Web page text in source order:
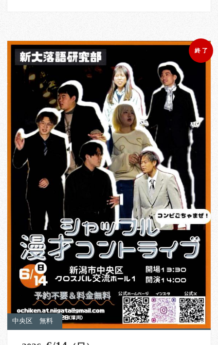
中央区 無料
終 了